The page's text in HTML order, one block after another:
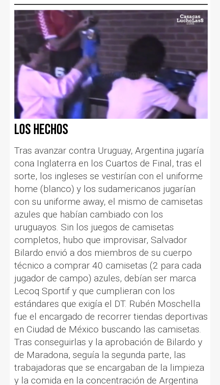
Los hechos
Tras avanzar contra Uruguay, Argentina jugaría
cona Inglaterra en los Cuartos de Final, tras el
sorte, los ingleses se vestirían con el uniforme
home (blanco) y los sudamericanos jugarían
con su uniforme away, el mismo de camisetas
azules que habían cambiado con los
uruguayos. Sin los juegos de camisetas
completos, hubo que improvisar, Salvador
Bilardo envió a dos miembros de su cuerpo
técnico a comprar 40 camisetas (2 para cada
jugador de campo) azules, debían ser marca
Lecoq Sportif y que cumplieran con los
estándares que exigía el DT. Rubén Moschella
fue el encargado de recorrer tiendas deportivas
en Ciudad de México buscando las camisetas.
Tras conseguirlas y la aprobación de Bilardo y
de Maradona, seguía la segunda parte, las
trabajadoras que se encargaban de la limpieza
y la comida en la concentración de Argentina